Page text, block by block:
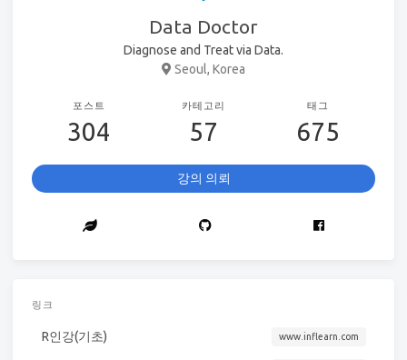
Data Doctor
Diagnose and Treat via Data.
Seoul, Korea
포스트
304
카테고리
57
태그
675
강의 의뢰
링크
R인강(기초) www.inflearn.com